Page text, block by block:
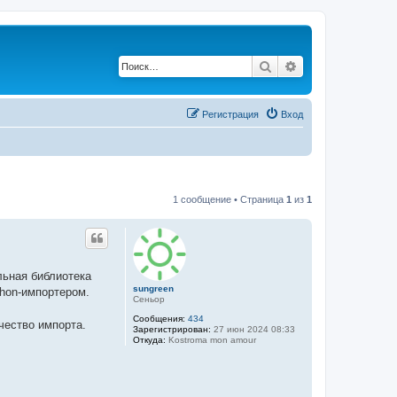
Поиск
Вход
Регистрация
1 сообщение • Страница 1 из 1
sungreen
Сеньор
Сообщения: 434
Зарегистрирован: 27 июн 2024 08:33
Откуда: Kostroma mon amour
библиотека
импортером.
импорта.